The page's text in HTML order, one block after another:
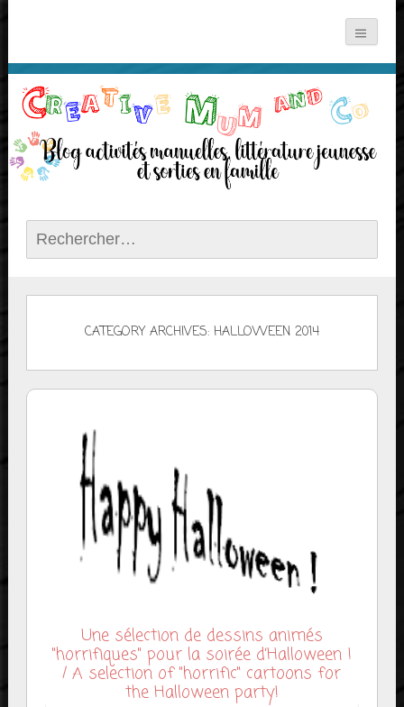
Rechercher :
CATEGORY ARCHIVES: HALLOWEEN 2014
Une sélection de dessins animés
"horrifiques" pour la soirée d’Halloween !
/ A selection of "horrific" cartoons for
the Halloween party!